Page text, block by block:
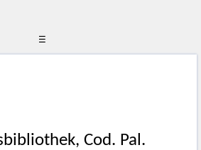
☰
Cod. Pal.